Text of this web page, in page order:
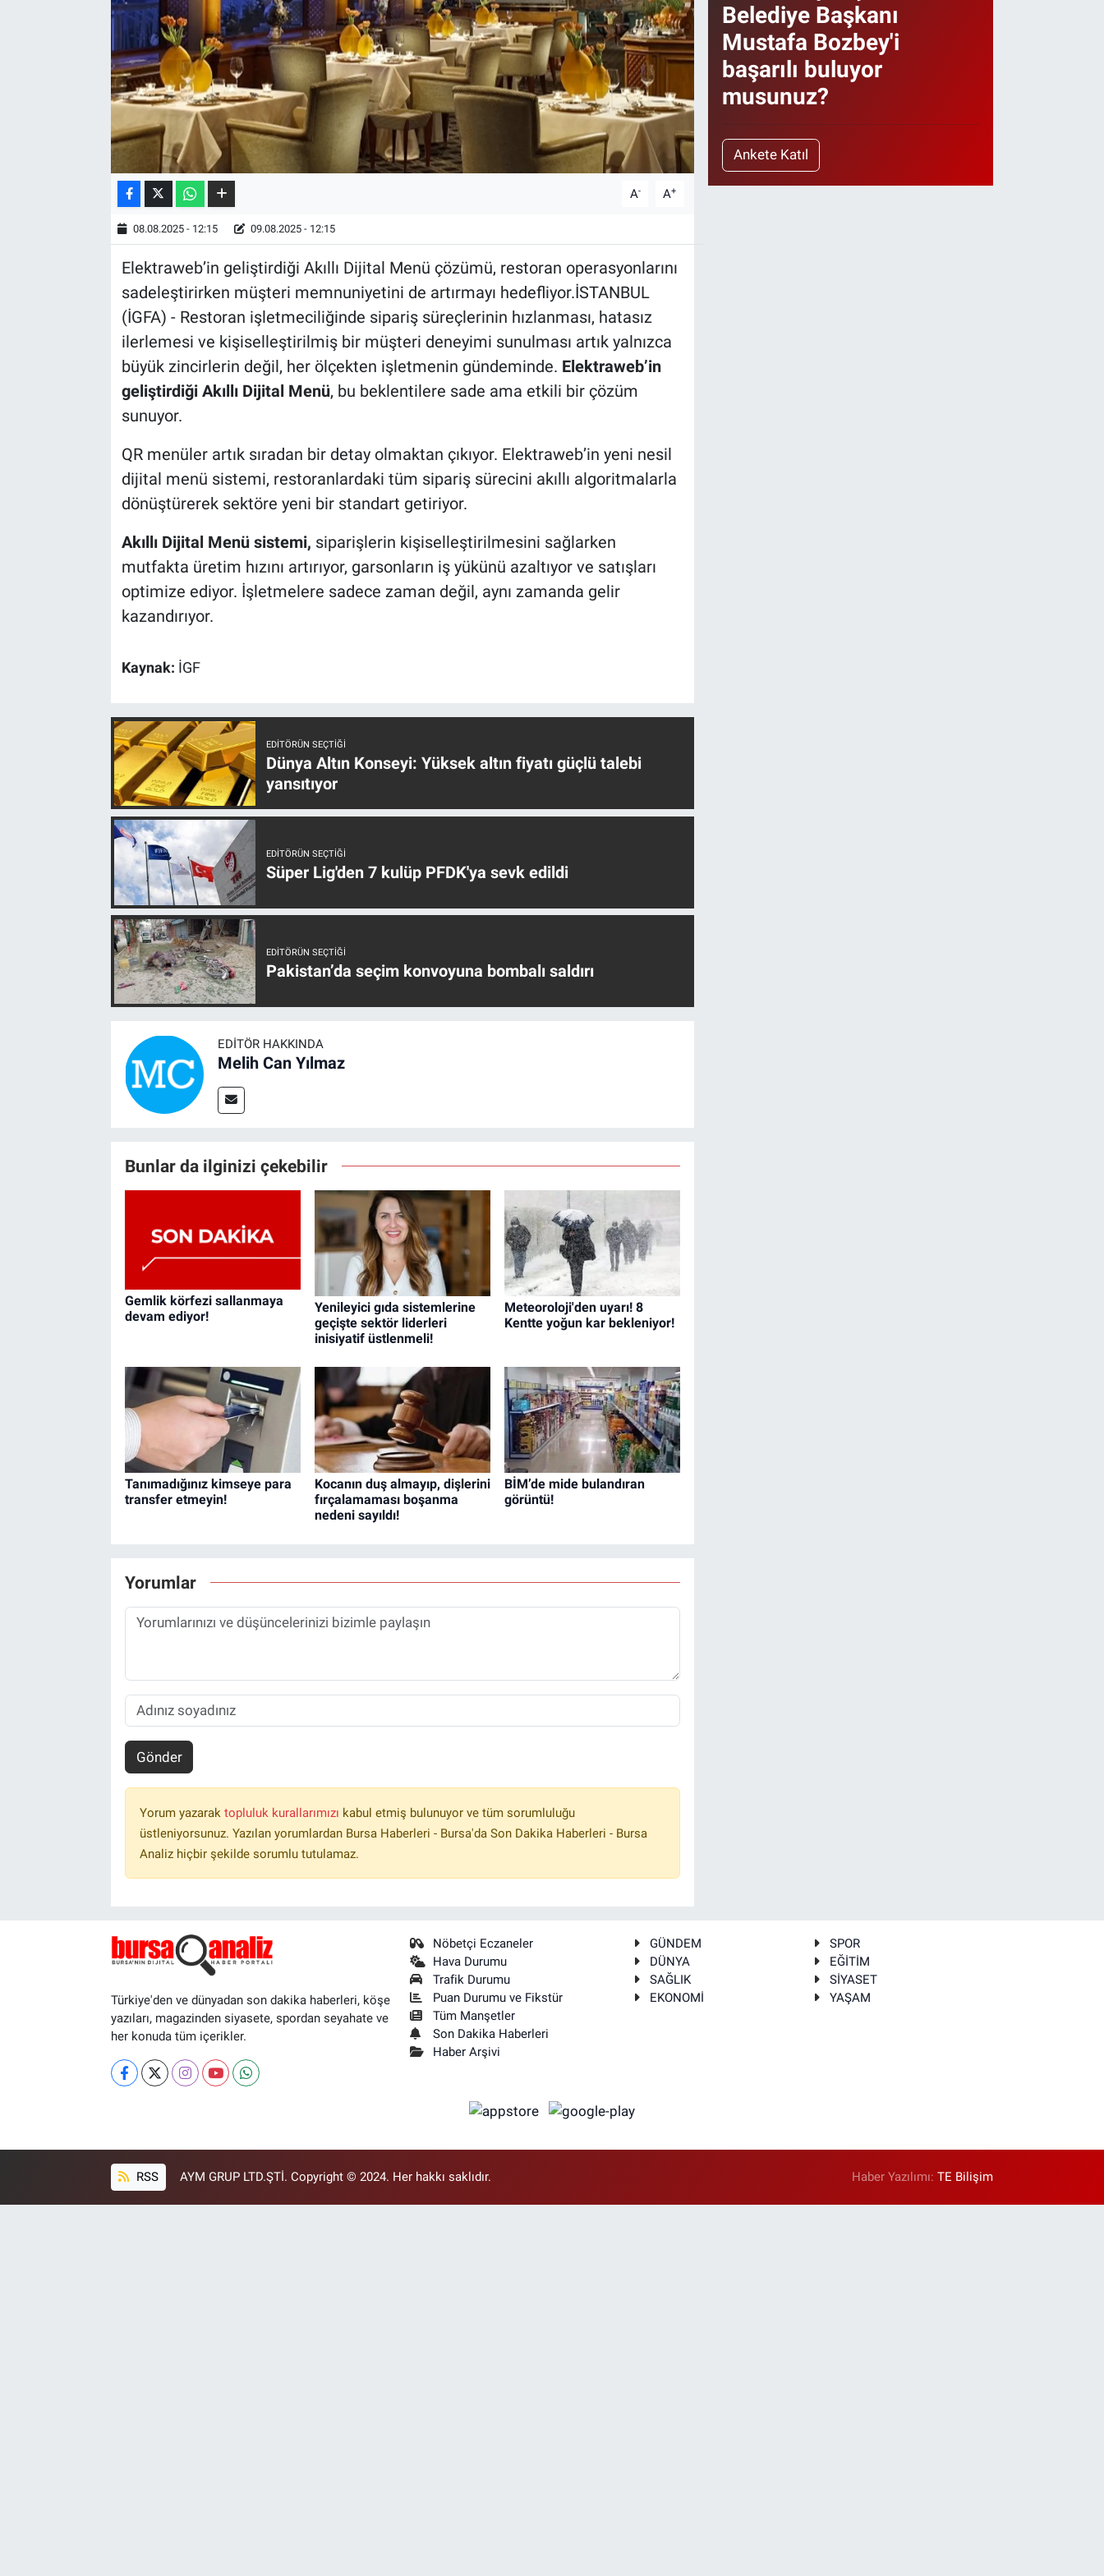
A- A+
08.08.2025 - 12:15 09.08.2025 - 12:15
Elektraweb’in geliştirdiği Akıllı Dijital Menü çözümü, restoran operasyonlarını
sadeleştirirken müşteri memnuniyetini de artırmayı hedefliyor.İSTANBUL
(İGFA) - Restoran işletmeciliğinde sipariş süreçlerinin hızlanması, hatasız
ilerlemesi ve kişiselleştirilmiş bir müşteri deneyimi sunulması artık yalnızca
büyük zincirlerin değil, her ölçekten işletmenin gündeminde. Elektraweb’in
geliştirdiği Akıllı Dijital Menü, bu beklentilere sade ama etkili bir çözüm
sunuyor.
QR menüler artık sıradan bir detay olmaktan çıkıyor. Elektraweb’in yeni nesil
dijital menü sistemi, restoranlardaki tüm sipariş sürecini akıllı algoritmalarla
dönüştürerek sektöre yeni bir standart getiriyor.
Akıllı Dijital Menü sistemi, siparişlerin kişiselleştirilmesini sağlarken
mutfakta üretim hızını artırıyor, garsonların iş yükünü azaltıyor ve satışları
optimize ediyor. İşletmelere sadece zaman değil, aynı zamanda gelir
kazandırıyor.
Kaynak: İGF
EDITÖRÜN SEÇTIĞI
Dünya Altın Konseyi: Yüksek altın fiyatı güçlü talebi
yansıtıyor
EDITÖRÜN SEÇTIĞI
Süper Lig'den 7 kulüp PFDK'ya sevk edildi
EDITÖRÜN SEÇTIĞI
Pakistan’da seçim konvoyuna bombalı saldırı
EDITÖR HAKKINDA
Melih Can Yılmaz
Bunlar da ilginizi çekebilir
Gemlik körfezi sallanmaya
devam ediyor!
Yenileyici gıda sistemlerine
geçişte sektör liderleri
inisiyatif üstlenmeli!
Meteoroloji'den uyarı! 8
Kentte yoğun kar bekleniyor!
Tanımadığınız kimseye para
transfer etmeyin!
Kocanın duş almayıp, dişlerini
fırçalamaması boşanma
nedeni sayıldı!
BİM’de mide bulandıran
görüntü!
Yorumlar
Gönder
Yorum yazarak topluluk kurallarımızı kabul etmiş bulunuyor ve tüm sorumluluğu
üstleniyorsunuz. Yazılan yorumlardan Bursa Haberleri - Bursa'da Son Dakika Haberleri - Bursa
Analiz hiçbir şekilde sorumlu tutulamaz.
Belediye Başkanı
Mustafa Bozbey'i
başarılı buluyor
musunuz?
Ankete Katıl
Türkiye'den ve dünyadan son dakika haberleri, köşe
yazıları, magazinden siyasete, spordan seyahate ve
her konuda tüm içerikler.
Nöbetçi Eczaneler
Hava Durumu
Trafik Durumu
Puan Durumu ve Fikstür
Tüm Manşetler
Son Dakika Haberleri
Haber Arşivi
GÜNDEM
SPOR
DÜNYA
EĞİTİM
SAĞLIK
SİYASET
EKONOMİ
YAŞAM
RSS AYM GRUP LTD.ŞTİ. Copyright © 2024. Her hakkı saklıdır. Haber Yazılımı:TE Bilişim